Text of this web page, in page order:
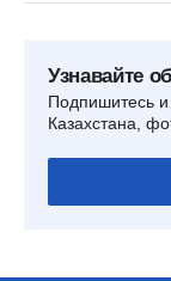
Узнавайте
Подпишитесь и
Казахстана,